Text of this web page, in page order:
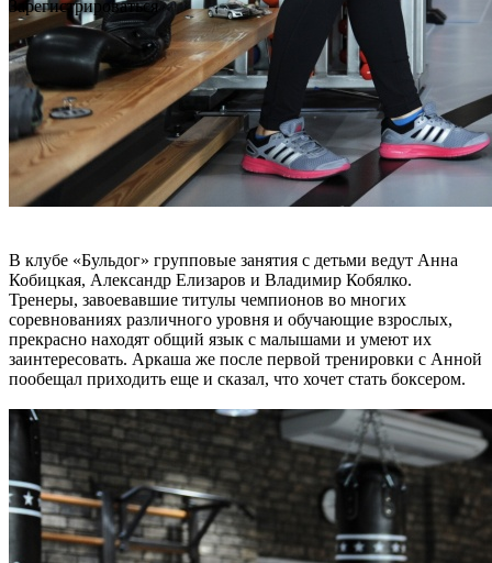
Зарегистрироваться
В клубе «Бульдог» групповые занятия с детьми ведут Анна
Кобицкая, Александр Елизаров и Владимир Кобялко.
Тренеры, завоевавшие титулы чемпионов во многих
соревнованиях различного уровня и обучающие взрослых,
прекрасно находят общий язык с малышами и умеют их
заинтересовать. Аркаша же после первой тренировки с Анной
пообещал приходить еще и сказал, что хочет стать боксером.